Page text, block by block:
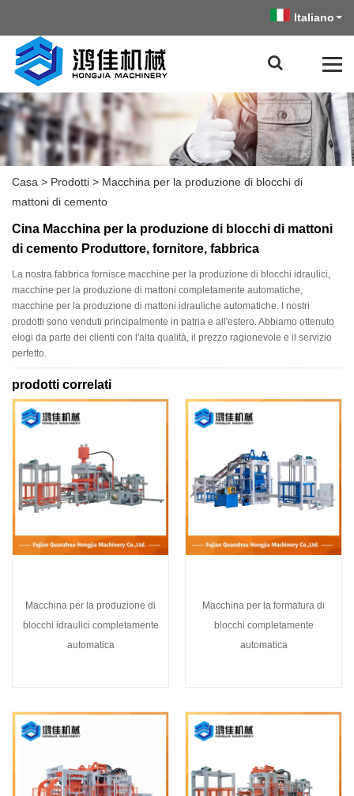
Italiano
Casa > Prodotti > Macchina per la produzione di blocchi di
mattoni di cemento
Cina Macchina per la produzione di blocchi di mattoni
di cemento Produttore, fornitore, fabbrica
La nostra fabbrica fornisce macchine per la produzione di blocchi idraulici,
macchine per la produzione di mattoni completamente automatiche,
macchine per la produzione di mattoni idrauliche automatiche. I nostri
prodotti sono venduti principalmente in patria e all'estero. Abbiamo ottenuto
elogi da parte dei clienti con l'alta qualità, il prezzo ragionevole e il servizio
perfetto.
prodotti correlati
Macchina per la produzione di
blocchi idraulici completamente
automatica
Macchina per la formatura di
blocchi completamente
automatica